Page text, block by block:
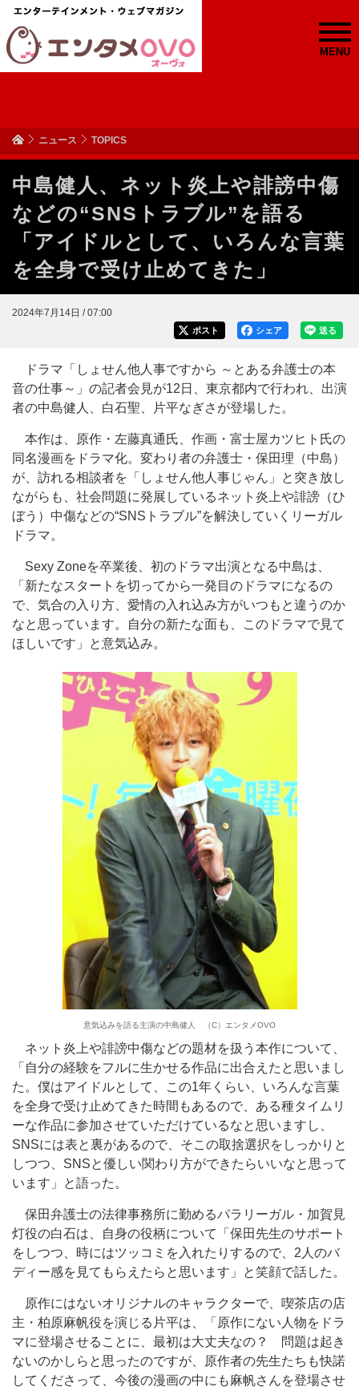
MENU
ニュース TOPICS
中島健人、ネット炎上や誹謗中傷
などの“SNSトラブル”を語る
「アイドルとして、いろんな言葉
を全身で受け止めてきた」
2024年7月14日 / 07:00
送る
シェア
ポスト
ドラマ「しょせん他人事ですから ～とある弁護士の本
音の仕事～」の記者会見が12日、東京都内で行われ、出演
者の中島健人、白石聖、片平なぎさが登場した。
本作は、原作・左藤真通氏、作画・富士屋カツヒト氏の
同名漫画をドラマ化。変わり者の弁護士・保田理（中島）
が、訪れる相談者を「しょせん他人事じゃん」と突き放し
ながらも、社会問題に発展しているネット炎上や誹謗（ひ
ぼう）中傷などの“SNSトラブル”を解決していくリーガル
ドラマ。
Sexy Zoneを卒業後、初のドラマ出演となる中島は、
「新たなスタートを切ってから一発目のドラマになるの
で、気合の入り方、愛情の入れ込み方がいつもと違うのか
なと思っています。自分の新たな面も、このドラマで見て
ほしいです」と意気込み。
意気込みを語る主演の中島健人 （C）エンタメOVO
ネット炎上や誹謗中傷などの題材を扱う本作について、
「自分の経験をフルに生かせる作品に出合えたと思いまし
た。僕はアイドルとして、この1年くらい、いろんな言葉
を全身で受け止めてきた時間もあるので、ある種タイムリ
ーな作品に参加させていただけているなと思いますし、
SNSには表と裏があるので、そこの取捨選択をしっかりと
しつつ、SNSと優しい関わり方ができたらいいなと思って
います」と語った。
保田弁護士の法律事務所に勤めるパラリーガル・加賀見
灯役の白石は、自身の役柄について「保田先生のサポート
をしつつ、時にはツッコミを入れたりするので、2人のバ
ディー感を見てもらえたらと思います」と笑顔で話した。
原作にはないオリジナルのキャラクターで、喫茶店の店
主・柏原麻帆役を演じる片平は、「原作にない人物をドラ
マに登場させることに、最初は大丈夫なの？ 問題は起き
ないのかしらと思ったのですが、原作者の先生たちも快諾
してくださって、今後の漫画の中にも麻帆さんを登場させ